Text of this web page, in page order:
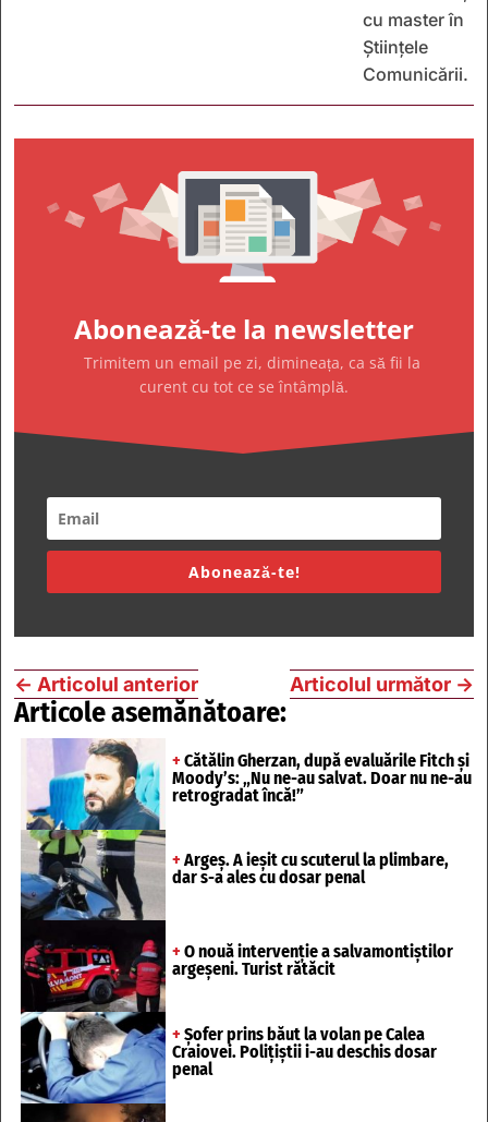
cu master în
Științele
Comunicării.
Abonează-te la newsletter
Trimitem un email pe zi, dimineața, ca să fii la
curent cu tot ce se întâmplă.
Abonează-te!
← Articolul anterior Articolul următor →
Articole asemănătoare:
+ Cătălin Gherzan, după evaluările Fitch și
Moody’s: „Nu ne-au salvat. Doar nu ne-au
retrogradat încă!”
+ Argeș. A ieșit cu scuterul la plimbare,
dar s-a ales cu dosar penal
+ O nouă intervenție a salvamontiștilor
argeșeni. Turist rătăcit
+ Șofer prins băut la volan pe Calea
Craiovei. Polițiștii i-au deschis dosar
penal